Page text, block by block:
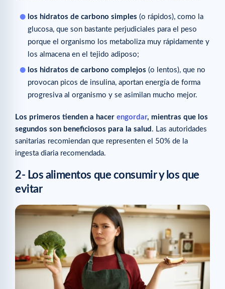
los hidratos de carbono simples (o rápidos), como la
glucosa, que son bastante perjudiciales para el peso
porque el organismo los metaboliza muy rápidamente y
los almacena en el tejido adiposo;
los hidratos de carbono complejos (o lentos), que no
provocan picos de insulina, aportan energía de forma
progresiva al organismo y se asimilan mucho mejor.
Los primeros tienden a hacer engordar, mientras que los
segundos son beneficiosos para la salud . Las autoridades
sanitarias recomiendan que representen el 50% de la
ingesta diaria recomendada.
2- Los alimentos que consumir y los que
evitar